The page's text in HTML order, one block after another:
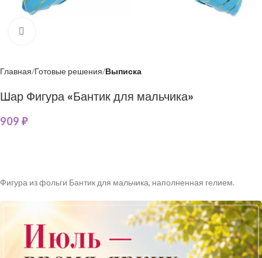
Главная Готовые решения Выписка
Шар Фигура «Бантик для мальчика»
909 ₽
Фигура из фольги Бантик для мальчика, наполненная гелием.